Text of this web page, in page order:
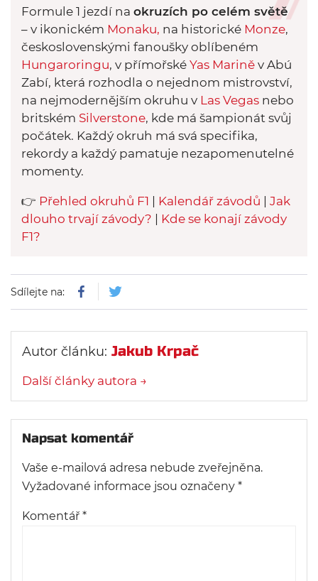
Formule 1 jezdí na okruzích po celém světě
– v ikonickém Monaku, na historické Monze,
československými fanoušky oblíbeném
Hungaroringu, v přímořské Yas Marině v Abú
Zabí, která rozhodla o nejednom mistrovství,
na nejmodernějším okruhu v Las Vegas nebo
britském Silverstone, kde má šampionát svůj
počátek. Každý okruh má svá specifika,
rekordy a každý pamatuje nezapomenutelné
momenty.
👉 Přehled okruhů F1 Kalendář závodů
Jak
dlouho trvají závody?
Kde se konají závody
F1?
Sdílejte na:
Autor článku: Jakub Krpač
Další články autora →
Napsat komentář
Vaše e-mailová adresa nebude zveřejněna.
Vyžadované informace jsou označeny *
Komentář *